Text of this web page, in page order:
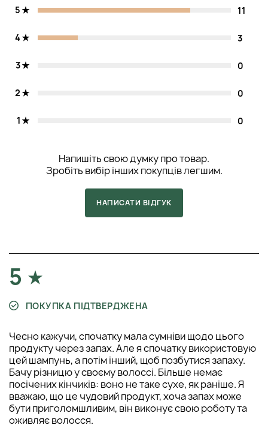
5
11
4 3
3 0
2 0
1 0
Напишіть свою думку про товар.
Зробіть вибір інших покупців легшим.
НАПИСАТИ ВІДГУК
5
ПОКУПКА ПІДТВЕРДЖЕНА
Чесно кажучи, спочатку мала сумніви щодо цього
продукту через запах. Але я спочатку використовую
цей шампунь, а потім інший, щоб позбутися запаху.
Бачу різницю у своєму волоссі. Більше немає
посічених кінчиків: воно не таке сухе, як раніше. Я
вважаю, що це чудовий продукт, хоча запах може
бути приголомшливим, він виконує свою роботу та
оживляє волосся.